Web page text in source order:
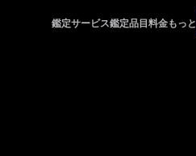
鑑定サービス鑑定品目料金もっと